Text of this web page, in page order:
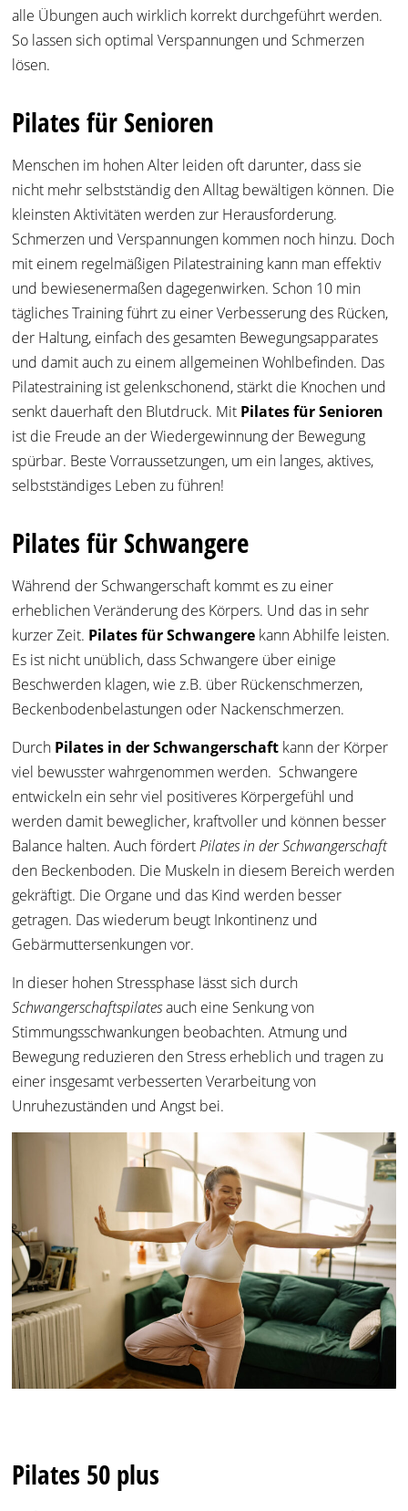
alle Übungen auch wirklich korrekt durchgeführt werden.
So lassen sich optimal Verspannungen und Schmerzen
lösen.
Pilates für Senioren
Menschen im hohen Alter leiden oft darunter, dass sie
nicht mehr selbstständig den Alltag bewältigen können. Die
kleinsten Aktivitäten werden zur Herausforderung.
Schmerzen und Verspannungen kommen noch hinzu. Doch
mit einem regelmäßigen Pilatestraining kann man effektiv
und bewiesenermaßen dagegenwirken. Schon 10 min
tägliches Training führt zu einer Verbesserung des Rücken,
der Haltung, einfach des gesamten Bewegungsapparates
und damit auch zu einem allgemeinen Wohlbefinden. Das
Pilatestraining ist gelenkschonend, stärkt die Knochen und
senkt dauerhaft den Blutdruck. Mit Pilates für Senioren
ist die Freude an der Wiedergewinnung der Bewegung
spürbar. Beste Vorraussetzungen, um ein langes, aktives,
selbstständiges Leben zu führen!
Pilates für Schwangere
Während der Schwangerschaft kommt es zu einer
erheblichen Veränderung des Körpers. Und das in sehr
kurzer Zeit. Pilates für Schwangere kann Abhilfe leisten.
Es ist nicht unüblich, dass Schwangere über einige
Beschwerden klagen, wie z.B. über Rückenschmerzen,
Beckenbodenbelastungen oder Nackenschmerzen.
Durch Pilates in der Schwangerschaft kann der Körper
viel bewusster wahrgenommen werden. Schwangere
entwickeln ein sehr viel positiveres Körpergefühl und
werden damit beweglicher, kraftvoller und können besser
Balance halten. Auch fördertPilates in der Schwangerschaft
den Beckenboden. Die Muskeln in diesem Bereich werden
gekräftigt. Die Organe und das Kind werden besser
getragen. Das wiederum beugt Inkontinenz und
Gebärmuttersenkungen vor.
In dieser hohen Stressphase lässt sich durch
Schwangerschaftspilatesauch eine Senkung von
Stimmungsschwankungen beobachten. Atmung und
Bewegung reduzieren den Stress erheblich und tragen zu
einer insgesamt verbesserten Verarbeitung von
Unruhezuständen und Angst bei.
Pilates 50 plus